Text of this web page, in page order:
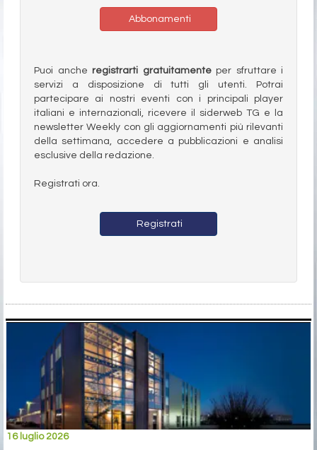
Abbonamenti
Puoi anche registrarti gratuitamenteper sfruttare i
servizi a disposizione di tutti gli utenti. Potrai
partecipare ai nostri eventi con i principali player
italiani e internazionali, ricevere il siderweb TG e la
newsletter Weekly con gli aggiornamenti più rilevanti
della settimana, accedere a pubblicazioni e analisi
esclusive della redazione.
Registrati ora.
Registrati
16 luglio 2026